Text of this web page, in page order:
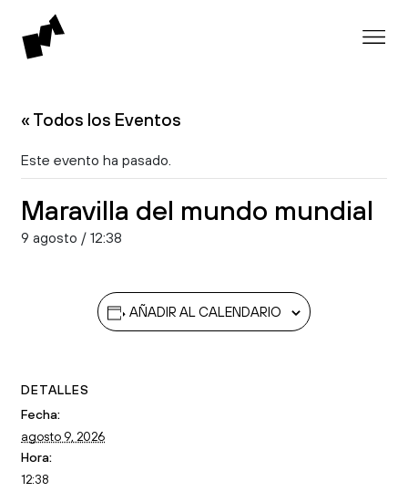
« Todos los Eventos
Este evento ha pasado.
Maravilla del mundo mundial
9 agosto / 12:38
AÑADIR AL CALENDARIO
DETALLES
Fecha:
agosto 9, 2026
Hora:
12:38